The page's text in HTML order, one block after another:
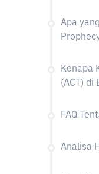
Apa
Kenapa
(ACT) di
FAQ
Analisa